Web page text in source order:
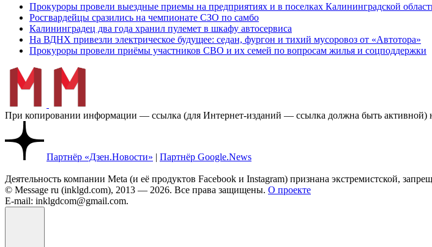
Прокуроры провели выездные приемы на предприятиях и в поселках Калининградской
Росгвардейцы сразились на чемпионате СЗО по самбо
Калининградец два года хранил пулемет в шкафу автосервиса
На ВДНХ привезли электрическое будущее: седан, фургон и тихий мусоровоз от «Автотора»
Прокуроры провели приёмы участников СВО и их семей по вопросам жилья и соцподдержки
При копировании информации — ссылка (для Интернет-изданий — ссылка должна быть активной)
Партнёр «Дзен.Новости» | Партнёр Google.News
Деятельность компании Meta (и её продуктов Facebook и Instagram) признана экстремистской,
© Message ru (inklgd.com), 2013 — 2026. Все права защищены. О проекте
E-mail: inklgdcom@gmail.com.